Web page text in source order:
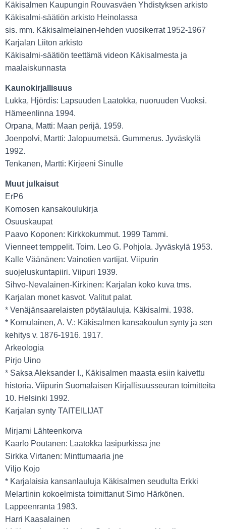
Käkisalmen Kaupungin Rouvasväen Yhdistyksen arkisto
Käkisalmi-säätiön arkisto Heinolassa
sis. mm. Käkisalmelainen-lehden vuosikerrat 1952-1967
Karjalan Liiton arkisto
Käkisalmi-säätiön teettämä videon Käkisalmesta ja
maalaiskunnasta
Kaunokirjallisuus
Lukka, Hjördis: Lapsuuden Laatokka, nuoruuden Vuoksi.
Hämeenlinna 1994.
Orpana, Matti: Maan perijä. 1959.
Joenpolvi, Martti: Jalopuumetsä. Gummerus. Jyväskylä
1992.
Tenkanen, Martti: Kirjeeni Sinulle
Muut julkaisut
ErP6
Komosen kansakoulukirja
Osuuskaupat
Paavo Koponen: Kirkkokummut. 1999 Tammi.
Vienneet temppelit. Toim. Leo G. Pohjola. Jyväskylä 1953.
Kalle Väänänen: Vainotien vartijat. Viipurin
suojeluskuntapiiri. Viipuri 1939.
Sihvo-Nevalainen-Kirkinen: Karjalan koko kuva tms.
Karjalan monet kasvot. Valitut palat.
* Venäjänsaarelaisten pöytälauluja. Käkisalmi. 1938.
* Komulainen, A. V.: Käkisalmen kansakoulun synty ja sen
kehitys v. 1876-1916. 1917.
Arkeologia
Pirjo Uino
* Saksa Aleksander I., Käkisalmen maasta esiin kaivettu
historia. Viipurin Suomalaisen Kirjallisuusseuran toimitteita
10. Helsinki 1992.
Karjalan synty TAITEILIJAT
Mirjami Lähteenkorva
Kaarlo Poutanen: Laatokka lasipurkissa jne
Sirkka Virtanen: Minttumaaria jne
Viljo Kojo
* Karjalaisia kansanlauluja Käkisalmen seudulta Erkki
Melartinin kokoelmista toimittanut Simo Härkönen.
Lappeenranta 1983.
Harri Kaasalainen